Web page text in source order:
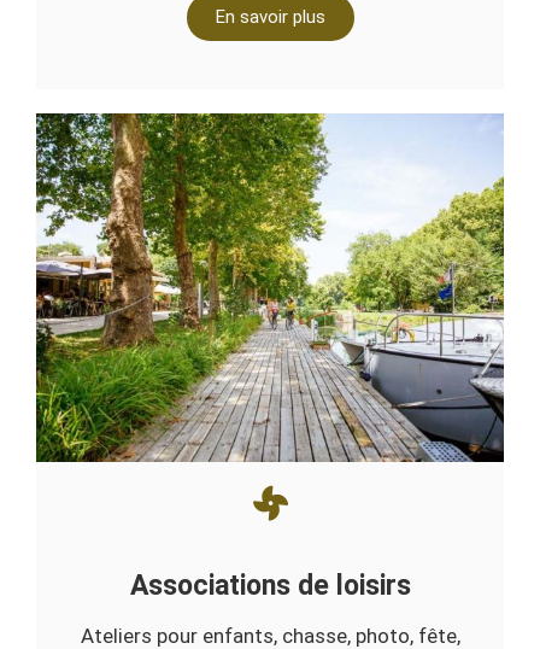
En savoir plus
Associations de loisirs
Ateliers pour enfants, chasse, photo, fête,